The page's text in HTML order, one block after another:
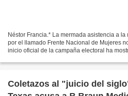
Néstor Francia.* La mermada asistencia a
por el llamado Frente Nacional de Mujeres
inicio oficial de la campaña electoral ha
Coletazos al "juicio del